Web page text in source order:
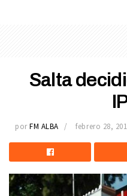
Salta
por FM ALBA febrero 28,